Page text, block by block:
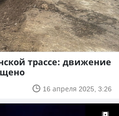
трассе: движение
16 апреля 2025, 3:26